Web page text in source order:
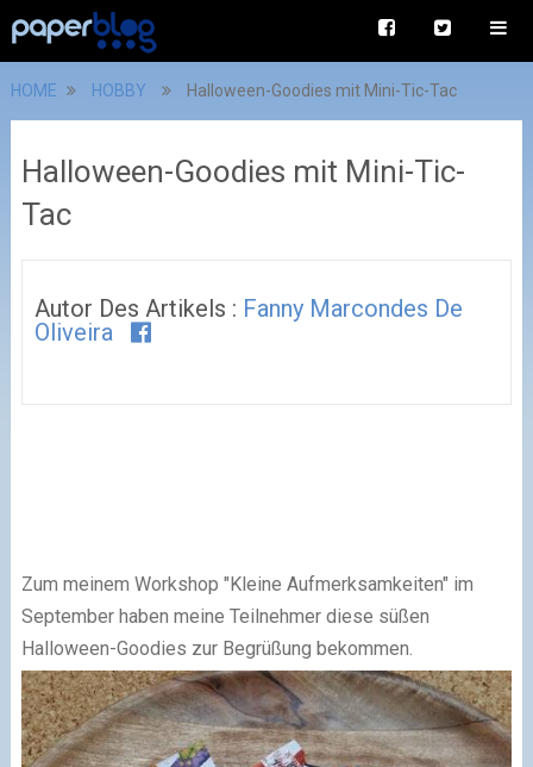
HOME HOBBY Halloween-Goodies mit Mini-Tic-Tac
Halloween-Goodies mit Mini-Tic-
Tac
Autor Des Artikels : Fanny Marcondes De
Oliveira
Zum meinem Workshop "Kleine Aufmerksamkeiten" im
September haben meine Teilnehmer diese süßen
Halloween-Goodies zur Begrüßung bekommen.